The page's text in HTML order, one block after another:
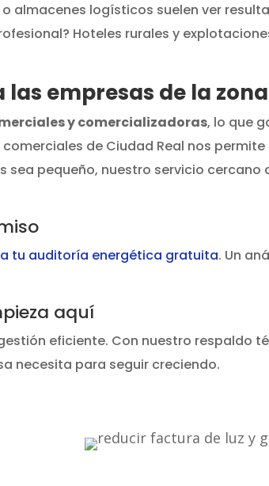
logísticos suelen ver
Hoteles rurales y
empresas de la zona
y comercializadoras, lo que
de Ciudad Real nos permite
sea pequeño, nuestro servicio cercano
tu auditoría energética gratuita. Un
aquí
eficiente. Con nuestro respaldo
necesita para seguir creciendo.